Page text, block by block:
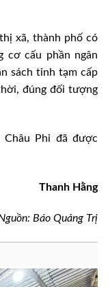
xã, thành phố có
cơ cấu phần ngân
sách tỉnh tạm cấp
đúng đối tượng
Phi đã được
Thanh Hằng
Báo Quảng Trị